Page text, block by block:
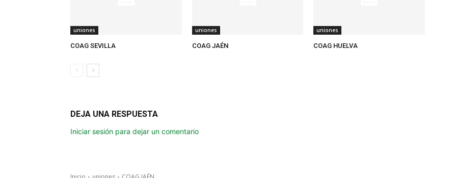
uniones
COAG SEVILLA
uniones
COAG JAÉN
uniones
COAG HUELVA
DEJA UNA RESPUESTA
Iniciar sesión para dejar un comentario